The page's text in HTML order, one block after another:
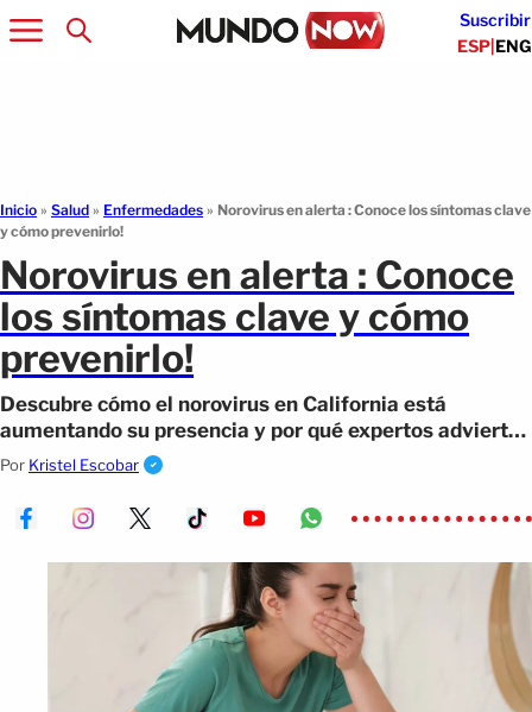
Suscribir
ESP|ENG
Inicio » Salud » Enfermedades » Norovirus en alerta : Conoce los síntomas clave
y cómo prevenirlo!
Norovirus en alerta : Conoce
los síntomas clave y cómo
prevenirlo!
Descubre cómo el norovirus en California está
aumentando su presencia y por qué expertos advierten
sobre un posible riesgo de contagio!
Por Kristel Escobar